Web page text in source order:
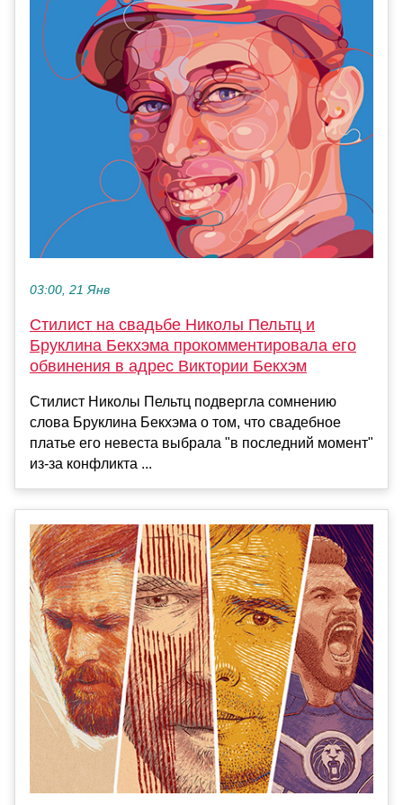
03:00, 21 Янв
Стилист на свадьбе Николы Пельтц и
Бруклина Бекхэма прокомментировала его
обвинения в адрес Виктории Бекхэм
Стилист Николы Пельтц подвергла сомнению
слова Бруклина Бекхэма о том, что свадебное
платье его невеста выбрала "в последний момент"
из-за конфликта ...